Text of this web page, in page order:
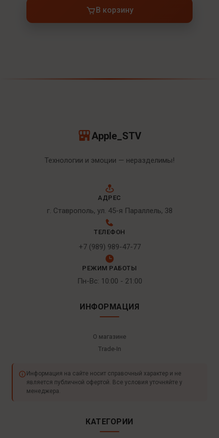
В корзину
Apple_STV
Технологии и эмоции — неразделимы!
АДРЕС
г. Ставрополь, ул. 45-я Параллель, 38
ТЕЛЕФОН
+7 (989) 989-47-77
РЕЖИМ РАБОТЫ
Пн-Вс: 10:00 - 21:00
ИНФОРМАЦИЯ
О магазине
Trade-In
Информация на сайте носит справочный характер и не
является публичной офертой. Все условия уточняйте у
менеджера.
КАТЕГОРИИ